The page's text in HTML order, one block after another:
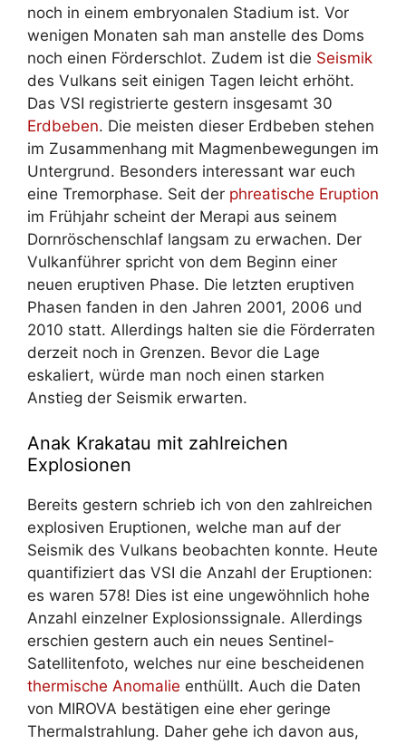
noch in einem embryonalen Stadium ist. Vor
wenigen Monaten sah man anstelle des Doms
noch einen Förderschlot. Zudem ist die Seismik
des Vulkans seit einigen Tagen leicht erhöht.
Das VSI registrierte gestern insgesamt 30
Erdbeben. Die meisten dieser Erdbeben stehen
im Zusammenhang mit Magmenbewegungen im
Untergrund. Besonders interessant war euch
eine Tremorphase. Seit der phreatische Eruption
im Frühjahr scheint der Merapi aus seinem
Dornröschenschlaf langsam zu erwachen. Der
Vulkanführer spricht von dem Beginn einer
neuen eruptiven Phase. Die letzten eruptiven
Phasen fanden in den Jahren 2001, 2006 und
2010 statt. Allerdings halten sie die Förderraten
derzeit noch in Grenzen. Bevor die Lage
eskaliert, würde man noch einen starken
Anstieg der Seismik erwarten.
Anak Krakatau mit zahlreichen
Explosionen
Bereits gestern schrieb ich von den zahlreichen
explosiven Eruptionen, welche man auf der
Seismik des Vulkans beobachten konnte. Heute
quantifiziert das VSI die Anzahl der Eruptionen:
es waren 578! Dies ist eine ungewöhnlich hohe
Anzahl einzelner Explosionssignale. Allerdings
erschien gestern auch ein neues Sentinel-
Satellitenfoto, welches nur eine bescheidenen
thermische Anomalie enthüllt. Auch die Daten
von MIROVA bestätigen eine eher geringe
Thermalstrahlung. Daher gehe ich davon aus,